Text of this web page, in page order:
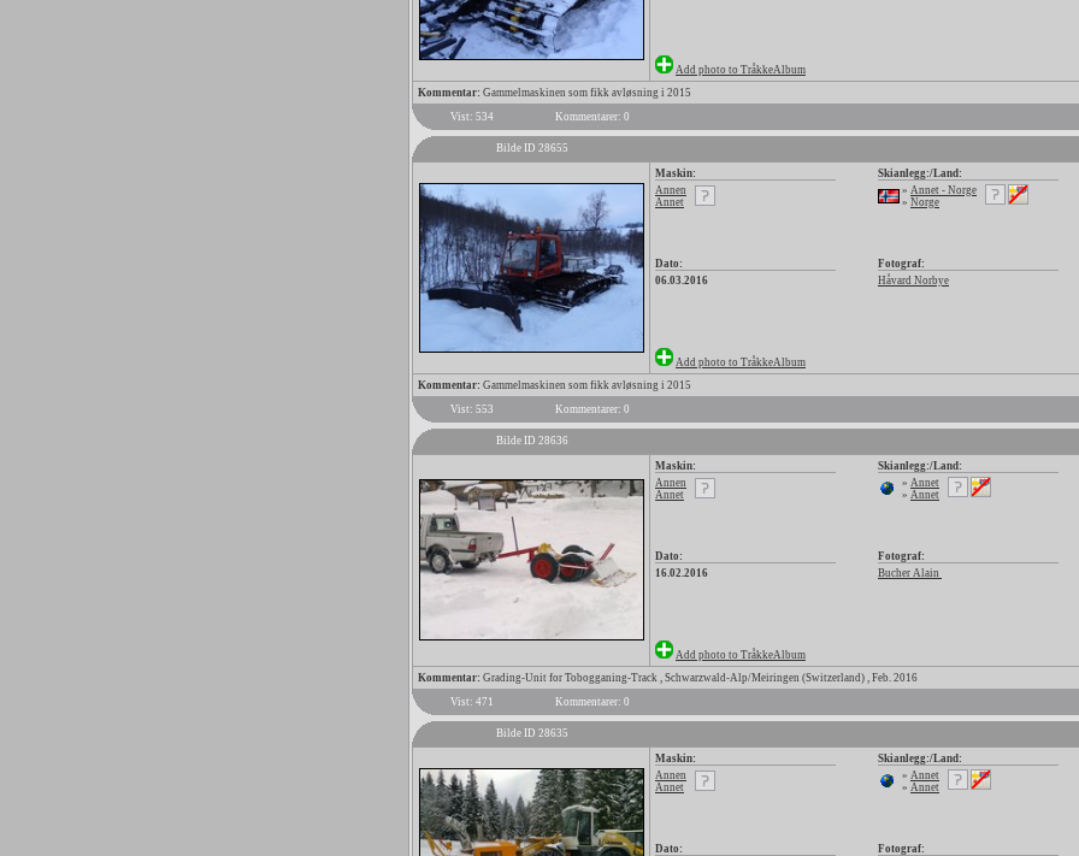
Add photo to TråkkeAlbum
Kommentar: Gammelmaskinen som fikk avløsning i 2015
Vist: 534
Kommentarer: 0
Bilde ID 28655
Maskin:
Annen
Annet
Skianlegg:/Land:
» Annet - Norge
» Norge
Dato:
06.03.2016
Fotograf:
Håvard Norbye
Add photo to TråkkeAlbum
Kommentar: Gammelmaskinen som fikk avløsning i 2015
Vist: 553
Kommentarer: 0
Bilde ID 28636
Maskin:
Annen
Annet
Skianlegg:/Land:
» Annet
» Annet
Dato:
16.02.2016
Fotograf:
Bucher Alain
Add photo to TråkkeAlbum
Kommentar: Grading-Unit for Tobogganing-Track , Schwarzwald-Alp/Meiringen (Switzerland) , Feb. 2016
Vist: 471
Kommentarer: 0
Bilde ID 28635
Maskin:
Annen
Annet
Skianlegg:/Land:
» Annet
» Annet
Dato:
Fotograf: